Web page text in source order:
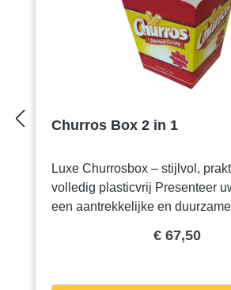
Churros Box 2 in 1
Luxe Churrosbox – stijlvol,
volledig plasticvrij Presenteer
een aantrekkelijke en
en voorzien van een handig
knapperig. Kenmerken: Volledig
€ 67,50